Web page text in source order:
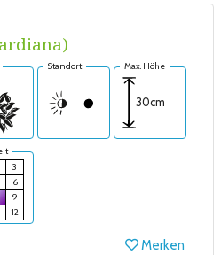
Standort Max. Höhe
30cm
3
6
9
12
Merken